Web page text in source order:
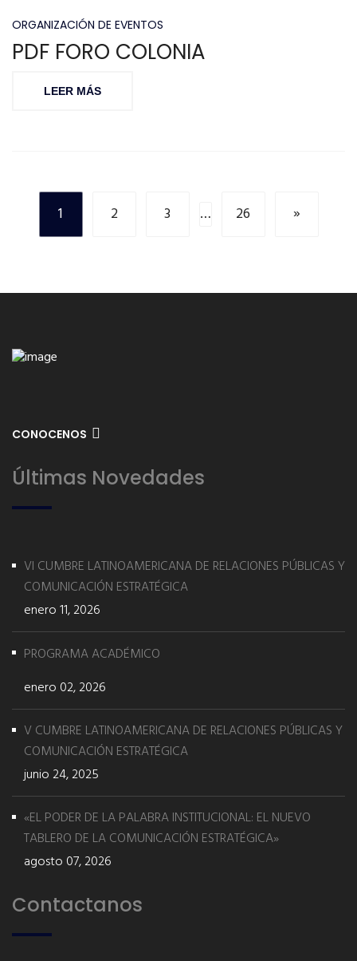
ORGANIZACIÓN DE EVENTOS
PDF FORO COLONIA
LEER MÁS
1 2 3 … 26 »
CONOCENOS
Últimas Novedades
VI CUMBRE LATINOAMERICANA DE RELACIONES PÚBLICAS Y
COMUNICACIÓN ESTRATÉGICA
enero 11, 2026
PROGRAMA ACADÉMICO
enero 02, 2026
V CUMBRE LATINOAMERICANA DE RELACIONES PÚBLICAS Y
COMUNICACIÓN ESTRATÉGICA
junio 24, 2025
«EL PODER DE LA PALABRA INSTITUCIONAL: EL NUEVO
TABLERO DE LA COMUNICACIÓN ESTRATÉGICA»
agosto 07, 2026
Contactanos